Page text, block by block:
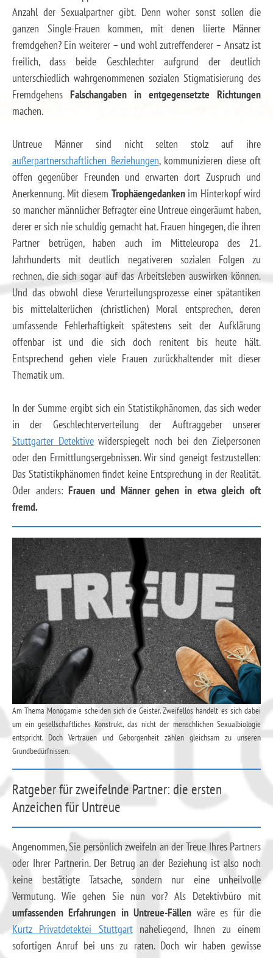
Anzahl der Sexualpartner gibt. Denn woher sonst sollen die
ganzen Single-Frauen kommen, mit denen liierte Männer
fremdgehen? Ein weiterer – und wohl zutreffenderer – Ansatz ist
freilich, dass beide Geschlechter aufgrund der deutlich
unterschiedlich wahrgenommenen sozialen Stigmatisierung des
Fremdgehens Falschangaben in entgegensetzte Richtungen
machen.
Untreue Männer sind nicht selten stolz auf ihre
außerpartnerschaftlichen Beziehungen, kommunizieren diese oft
offen gegenüber Freunden und erwarten dort Zuspruch und
Anerkennung. Mit diesem Trophäengedankenim Hinterkopf wird
so mancher männlicher Befragter eine Untreue eingeräumt haben,
derer er sich nie schuldig gemacht hat. Frauen hingegen, die ihren
Partner betrügen, haben auch im Mitteleuropa des 21.
Jahrhunderts mit deutlich negativeren sozialen Folgen zu
rechnen, die sich sogar auf das Arbeitsleben auswirken können.
Und das obwohl diese Verurteilungsprozesse einer spätantiken
bis mittelalterlichen (christlichen) Moral entsprechen, deren
umfassende Fehlerhaftigkeit spätestens seit der Aufklärung
offenbar ist und die sich doch renitent bis heute hält.
Entsprechend gehen viele Frauen zurückhaltender mit dieser
Thematik um.
In der Summe ergibt sich ein Statistikphänomen, das sich weder
in der Geschlechterverteilung der Auftraggeber unserer
Stuttgarter Detektivewiderspiegelt noch bei den Zielpersonen
oder den Ermittlungsergebnissen. Wir sind geneigt festzustellen:
Das Statistikphänomen findet keine Entsprechung in der Realität.
Oder anders:Frauen und Männer gehen in etwa gleich oft
fremd.
Am Thema Monogamie scheiden sich die Geister. Zweifellos handelt es sich dabei
um ein gesellschaftliches Konstrukt, das nicht der menschlichen Sexualbiologie
entspricht. Doch Vertrauen und Geborgenheit zählen gleichsam zu unseren
Grundbedürfnissen.
Ratgeber für zweifelnde Partner: die ersten
Anzeichen für Untreue
Angenommen, Sie persönlich zweifeln an der Treue Ihres Partners
oder Ihrer Partnerin. Der Betrug an der Beziehung ist also noch
keine bestätigte Tatsache, sondern nur eine unheilvolle
Vermutung. Wie gehen Sie nun vor? Als Detektivbüro mit
umfassenden Erfahrungen in Untreue-Fällen wäre es für die
Kurtz Privatdetektei Stuttgartnaheliegend, Ihnen zu einem
sofortigen Anruf bei uns zu raten. Doch wir haben gewisse